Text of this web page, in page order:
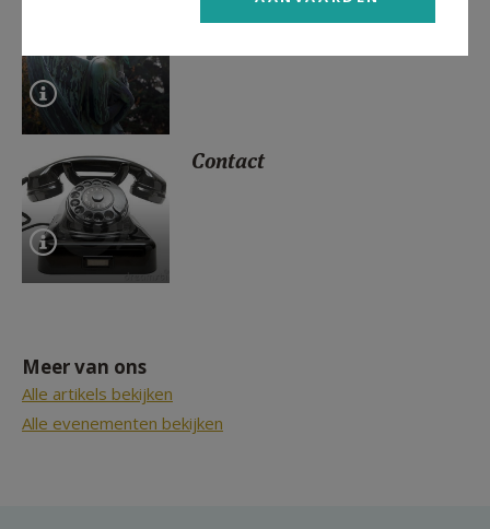
Contact
Meer van ons
Alle artikels bekijken
Alle evenementen bekijken